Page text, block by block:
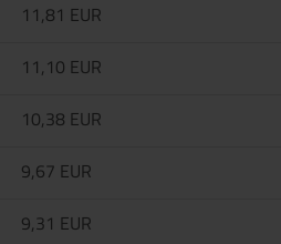
11,81 EUR
11,10 EUR
10,38 EUR
9,67 EUR
9,31 EUR